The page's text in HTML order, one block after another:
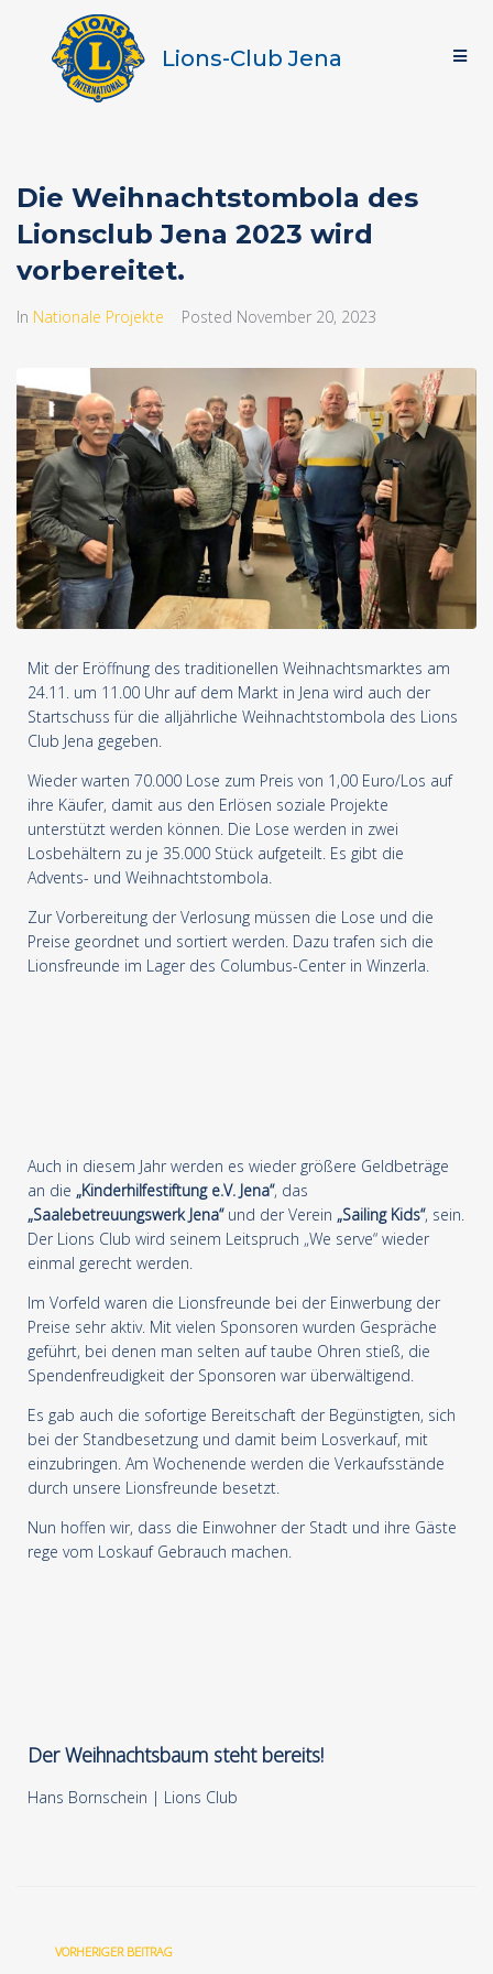
Lions-Club Jena
Die Weihnachtstombola des
Lionsclub Jena 2023 wird
vorbereitet.
In Nationale Projekte Posted November 20, 2023
Mit der Eröffnung des traditionellen Weihnachtsmarktes am
24.11. um 11.00 Uhr auf dem Markt in Jena wird auch der
Startschuss für die alljährliche Weihnachtstombola des Lions
Club Jena gegeben.
Wieder warten 70.000 Lose zum Preis von 1,00 Euro/Los auf
ihre Käufer, damit aus den Erlösen soziale Projekte
unterstützt werden können. Die Lose werden in zwei
Losbehältern zu je 35.000 Stück aufgeteilt. Es gibt die
Advents- und Weihnachtstombola.
Zur Vorbereitung der Verlosung müssen die Lose und die
Preise geordnet und sortiert werden. Dazu trafen sich die
Lionsfreunde im Lager des Columbus-Center in Winzerla.
Auch in diesem Jahr werden es wieder größere Geldbeträge
an die „Kinderhilfestiftung e.V. Jena“, das
„Saalebetreuungswerk Jena“und der Verein „Sailing Kids“, sein.
Der Lions Club wird seinem Leitspruch „We serve“ wieder
einmal gerecht werden.
Im Vorfeld waren die Lionsfreunde bei der Einwerbung der
Preise sehr aktiv. Mit vielen Sponsoren wurden Gespräche
geführt, bei denen man selten auf taube Ohren stieß, die
Spendenfreudigkeit der Sponsoren war überwältigend.
Es gab auch die sofortige Bereitschaft der Begünstigten, sich
bei der Standbesetzung und damit beim Losverkauf, mit
einzubringen. Am Wochenende werden die Verkaufsstände
durch unsere Lionsfreunde besetzt.
Nun hoffen wir, dass die Einwohner der Stadt und ihre Gäste
rege vom Loskauf Gebrauch machen.
Der Weihnachtsbaum steht bereits!
Hans Bornschein | Lions Club
VORHERIGER BEITRAG